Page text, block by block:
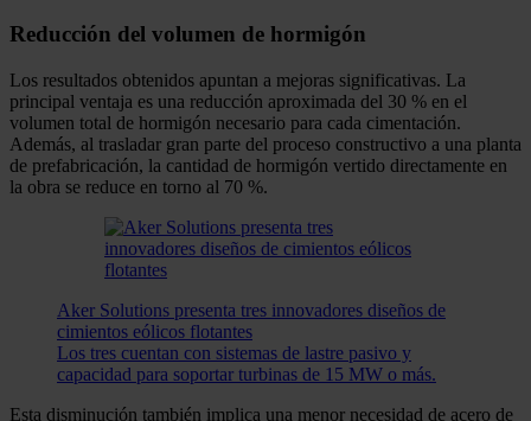
Reducción del volumen de hormigón
Los resultados obtenidos apuntan a mejoras significativas. La
principal ventaja es una reducción aproximada del 30 % en el
volumen total de hormigón necesario para cada cimentación.
Además, al trasladar gran parte del proceso constructivo a una planta
de prefabricación, la cantidad de hormigón vertido directamente en
la obra se reduce en torno al 70 %.
Aker Solutions presenta tres innovadores diseños de
cimientos eólicos flotantes
Los tres cuentan con sistemas de lastre pasivo y
capacidad para soportar turbinas de 15 MW o más.
Esta disminución también implica una menor necesidad de acero de